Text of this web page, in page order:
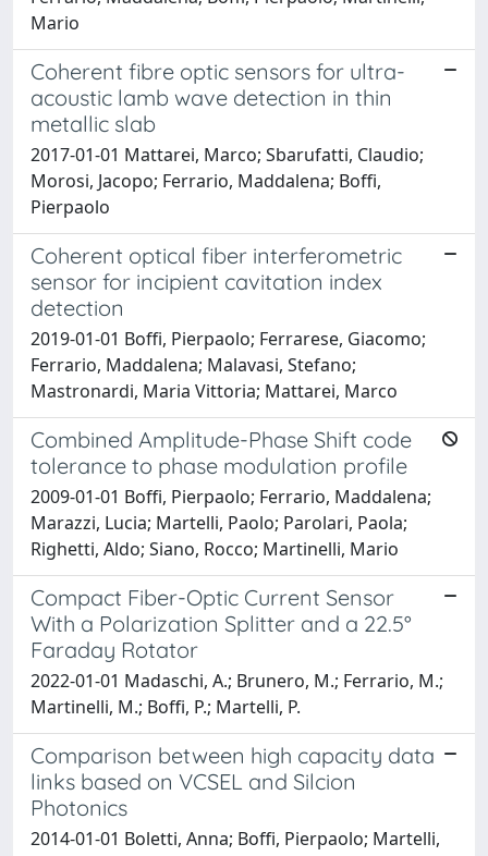
Mario
Coherent fibre optic sensors for ultra-
acoustic lamb wave detection in thin
metallic slab
2017-01-01 Mattarei, Marco; Sbarufatti, Claudio;
Morosi, Jacopo; Ferrario, Maddalena; Boffi,
Pierpaolo
Coherent optical fiber interferometric
sensor for incipient cavitation index
detection
2019-01-01 Boffi, Pierpaolo; Ferrarese, Giacomo;
Ferrario, Maddalena; Malavasi, Stefano;
Mastronardi, Maria Vittoria; Mattarei, Marco
Combined Amplitude-Phase Shift code
tolerance to phase modulation profile
2009-01-01 Boffi, Pierpaolo; Ferrario, Maddalena;
Marazzi, Lucia; Martelli, Paolo; Parolari, Paola;
Righetti, Aldo; Siano, Rocco; Martinelli, Mario
Compact Fiber-Optic Current Sensor
With a Polarization Splitter and a 22.5°
Faraday Rotator
2022-01-01 Madaschi, A.; Brunero, M.; Ferrario, M.;
Martinelli, M.; Boffi, P.; Martelli, P.
Comparison between high capacity data
links based on VCSEL and Silcion
Photonics
2014-01-01 Boletti, Anna; Boffi, Pierpaolo; Martelli,